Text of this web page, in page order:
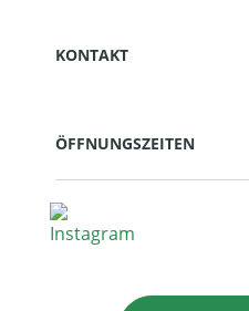
KONTAKT
ÖFFNUNGSZEITEN